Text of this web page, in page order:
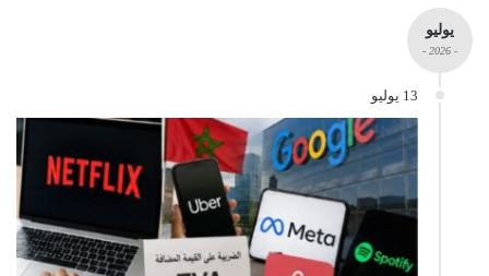
يوليو
- 2026 -
13 يوليو